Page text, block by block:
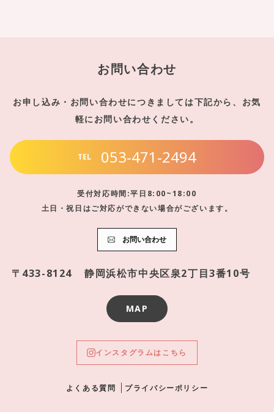
お問い合わせ
お申し込み・お問い合わせにつきましては下記から、お気
軽にお問い合わせください。
TEL 053-471-2494
受付対応時間:平日8:00~18:00
土日・祝日はご対応ができない場合がございます。
お問い合わせ
〒433-8124 静岡浜松市中央区泉2丁目3番10号
MAP
インスタグラムはこちら
よくある質問 プライバシーポリシー